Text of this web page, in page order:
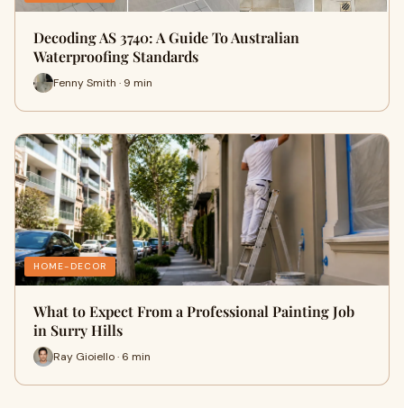
Decoding AS 3740: A Guide To Australian
Waterproofing Standards
Fenny Smith · 9 min
HOME-DECOR
What to Expect From a Professional Painting Job
in Surry Hills
Ray Gioiello · 6 min